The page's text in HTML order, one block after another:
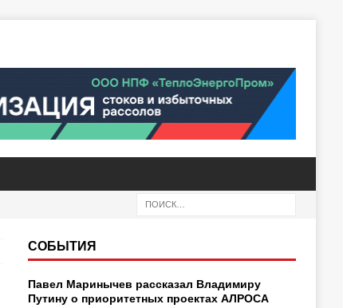
СОБЫТИЯ
Павел Маринычев рассказал Владимиру
Путину о приоритетных проектах АЛРОСА